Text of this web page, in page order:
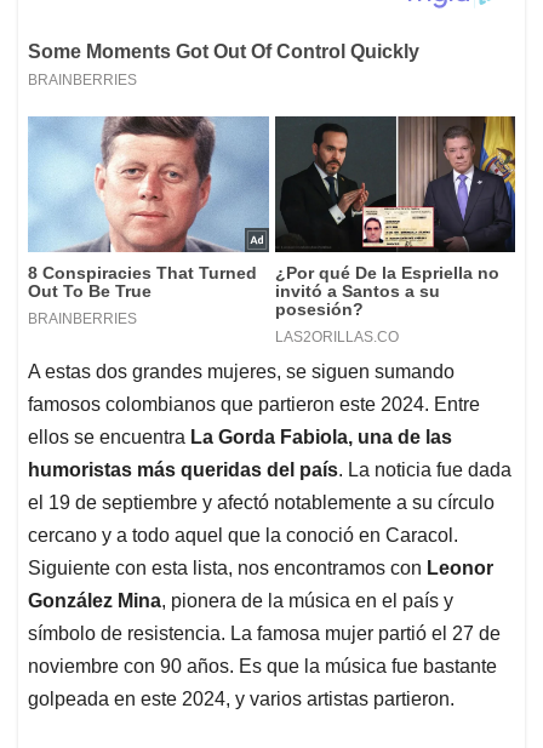
A estas dos grandes mujeres, se siguen sumando
famosos colombianos que partieron este 2024. Entre
ellos se encuentra La Gorda Fabiola, una de las
humoristas más queridas del país. La noticia fue dada
el 19 de septiembre y afectó notablemente a su círculo
cercano y a todo aquel que la conoció en Caracol.
Siguiente con esta lista, nos encontramos con Leonor
González Mina, pionera de la música en el país y
símbolo de resistencia. La famosa mujer partió el 27 de
noviembre con 90 años. Es que la música fue bastante
golpeada en este 2024, y varios artistas partieron.